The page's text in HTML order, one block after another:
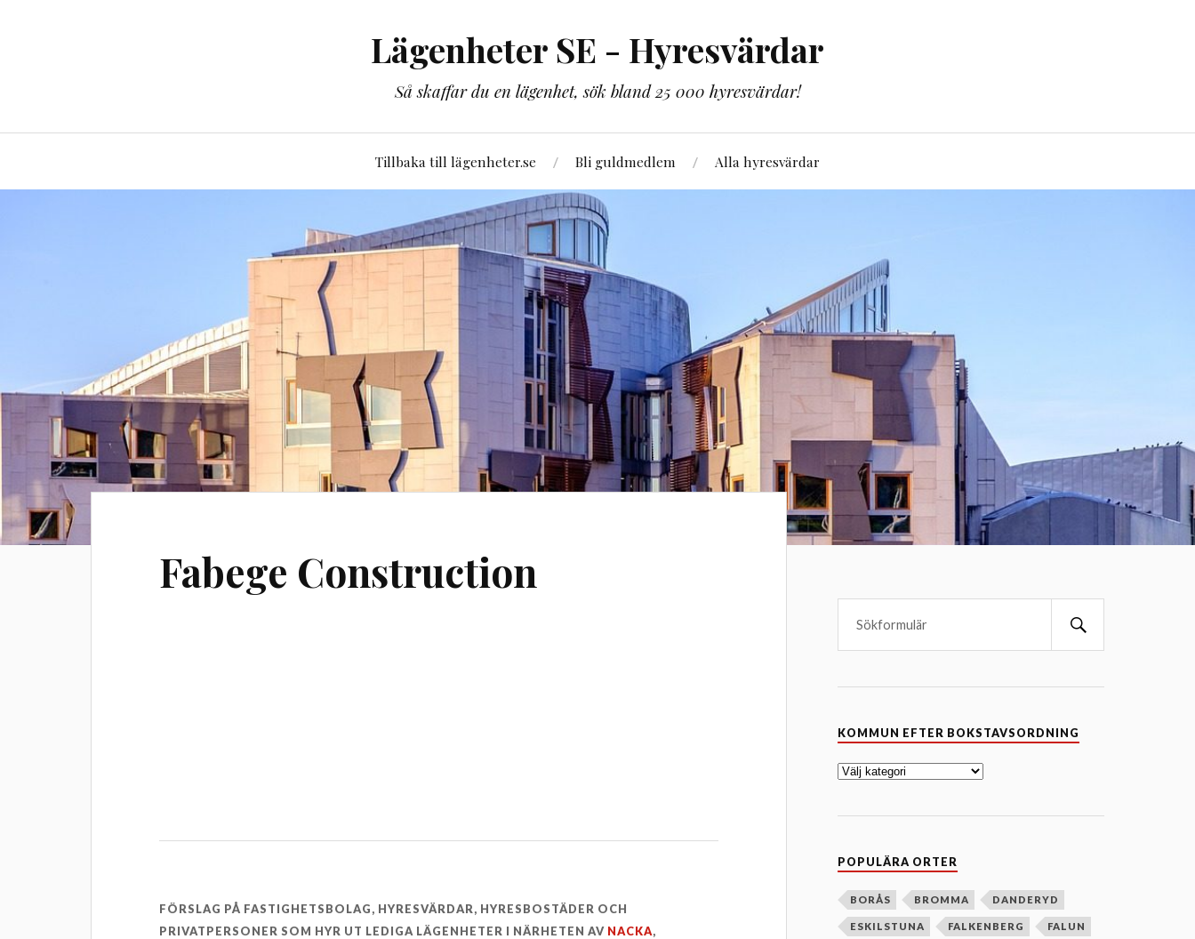
Lägenheter SE - Hyresvärdar
Så skaffar du en lägenhet, sök bland 25 000 hyresvärdar!
Tillbaka till lägenheter.se Bli guldmedlem Alla hyresvärdar
Fabege Construction
FÖRSLAG PÅ FASTIGHETSBOLAG, HYRESVÄRDAR, HYRESBOSTÄDER OCH
PRIVATPERSONER SOM HYR UT LEDIGA LÄGENHETER I NÄRHETEN AV NACKA,
KOMMUN EFTER BOKSTAVSORDNING
e
k
s
POPULÄRA ORTER
BORÅS BROMMA DANDERYD
ESKILSTUNA FALKENBERG FALUN